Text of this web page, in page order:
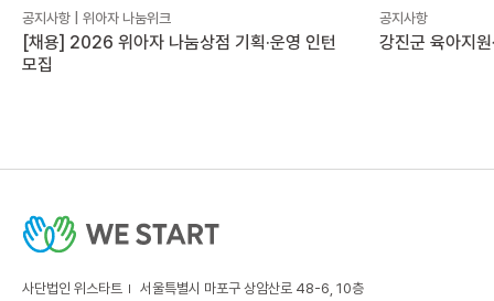
공지사항 | 위아자 나눔위크
[채용] 2026 위아자 나눔상점 기획·운영 인턴
모집
공지사항
강진군 육아지
사단법인 위스타트
서울특별시 마포구 상암산로 48-6, 10층